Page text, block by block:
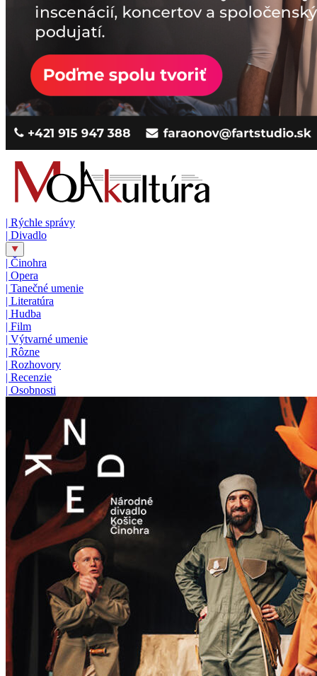
| Rýchle správy
| Divadlo
| Činohra
| Opera
| Tanečné umenie
| Literatúra
| Hudba
| Film
| Výtvarné umenie
| Rôzne
| Rozhovory
| Recenzie
| Osobnosti